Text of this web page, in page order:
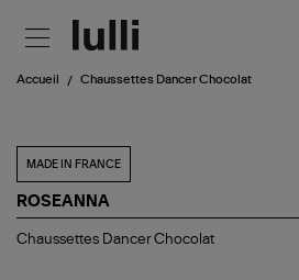
Accueil Chaussettes Dancer Chocolat
MADE IN FRANCE
ROSEANNA
Chaussettes
Chaussettes Dancer Chocolat